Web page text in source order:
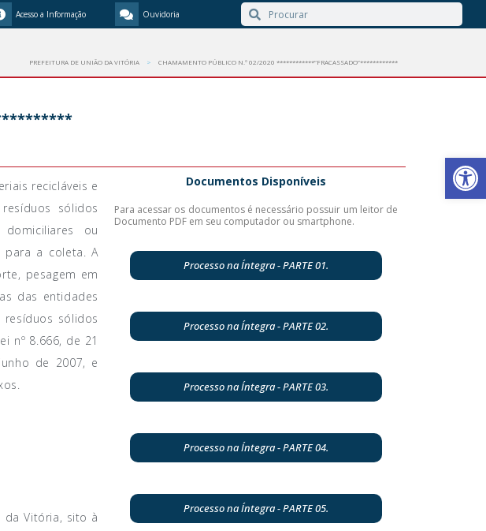
Barra de
Acesso a Informação Ouvidoria
PREFEITURA DE UNIÃO DA VITÓRIA CHAMAMENTO PÚBLICO N.º 02/2020 ************”FRACASSADO”************
recicláveis e
resíduos sólidos
ou
para a coleta. A
pesagem em
das entidades
sólidos
nº 8.666, de 21
de 2007, e
da Vitória, sito à
Documentos Disponíveis
Para acessar os documentos é necessário possuir um leitor de
Documento PDF em seu computador ou smartphone.
Processo na Íntegra - PARTE 01.
Processo na Íntegra - PARTE 02.
Processo na Íntegra - PARTE 03.
Processo na Íntegra - PARTE 04.
Processo na Íntegra - PARTE 05.